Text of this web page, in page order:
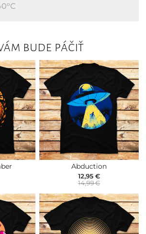
bude páčiť
Abduction
12,95 €
14,99 €